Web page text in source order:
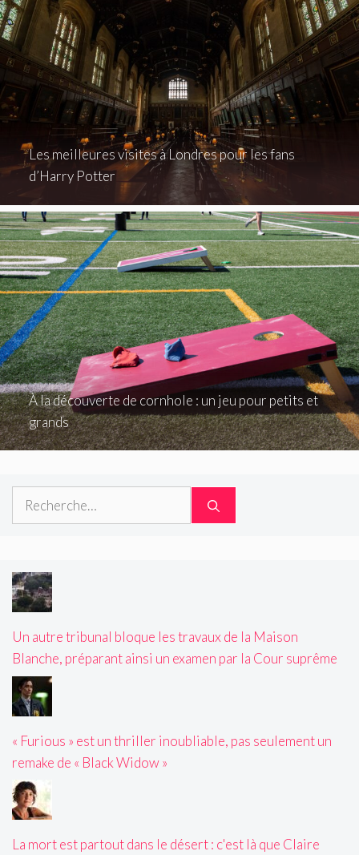
Les meilleures visites à Londres pour les fans
d’Harry Potter
À la découverte de cornhole : un jeu pour petits et
grands
Rechercher :
Un autre tribunal bloque les travaux de la Maison
Blanche, préparant ainsi un examen par la Cour suprême
« Furious » est un thriller inoubliable, pas seulement un
remake de « Black Widow »
La mort est partout dans le désert : c'est là que Claire